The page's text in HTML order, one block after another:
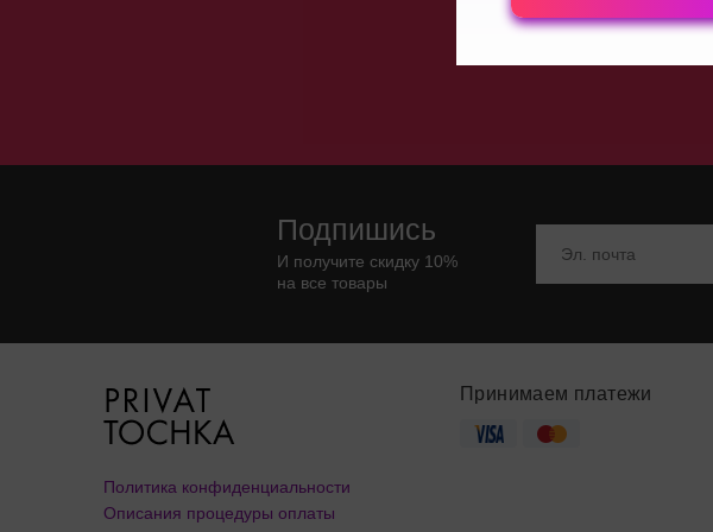
Страпоны для мужчин
Подпишись
И получите скидку 10%
на все товары
Политика конфиденциальности
Описания процедуры оплаты
Принимаем платежи